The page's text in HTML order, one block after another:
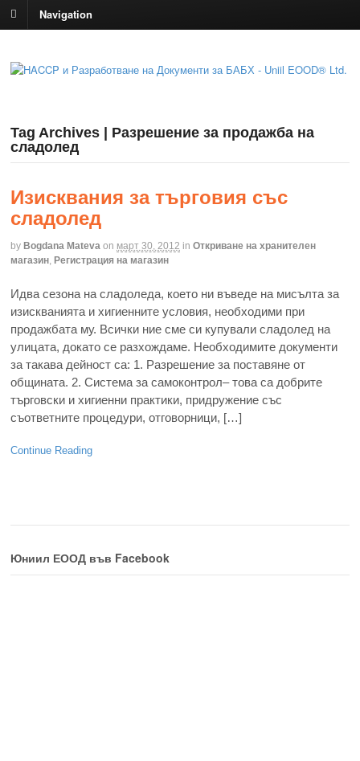
Navigation
Tag Archives | Разрешение за продажба на
сладолед
Изисквания за търговия със
сладолед
by Bogdana Mateva on март 30, 2012 in Откриване на хранителен
магазин, Регистрация на магазин
Идва сезона на сладоледа, което ни въведе на мисълта за
изискванията и хигиенните условия, необходими при
продажбата му. Всички ние сме си купували сладолед на
улицата, докато се разхождаме. Необходимите документи
за такава дейност са: 1. Разрешение за поставяне от
общината. 2. Система за самоконтрол– това са добрите
търговски и хигиенни практики, придружение със
съответните процедури, отговорници, […]
Continue Reading
Юниил ЕООД във Facebook